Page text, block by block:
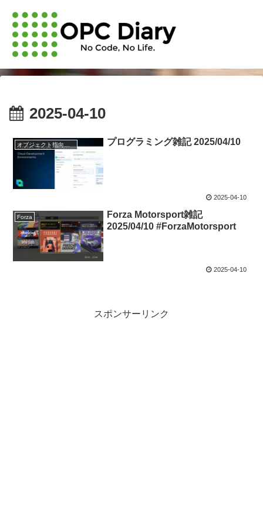
2025-04-10
プログラミング雑記 2025/04/10
2025-04-10
Forza
Forza Motorsport雑記
2025/04/10 #ForzaMotorsport
2025-04-10
スポンサーリンク